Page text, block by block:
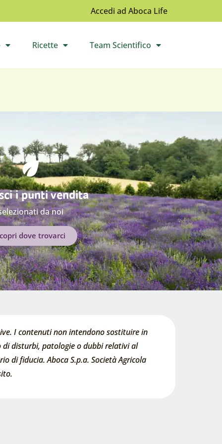
Accedi ad Aboca Life
Apri il sottomenù
Ricette Apri il sottomenù
Team Scientifico
i punti vendita
da noi
dove trovarci
I contenuti non intendono sostituire in
disturbi, patologie o dubbi relativi al
di fiducia. Aboca S.p.a. Società Agricola